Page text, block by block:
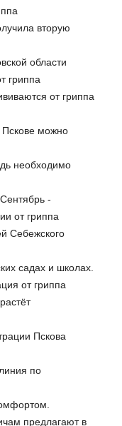
вторую
области
гриппа
от гриппа
Пскове можно
необходимо
-
от гриппа
Себежского
садах и школах.
от гриппа
Пскова
по
предлагают в